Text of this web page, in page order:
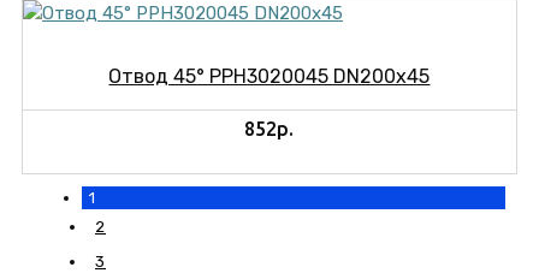
Отвод 45° PPH3020045 DN200x45
852р.
1
2
3